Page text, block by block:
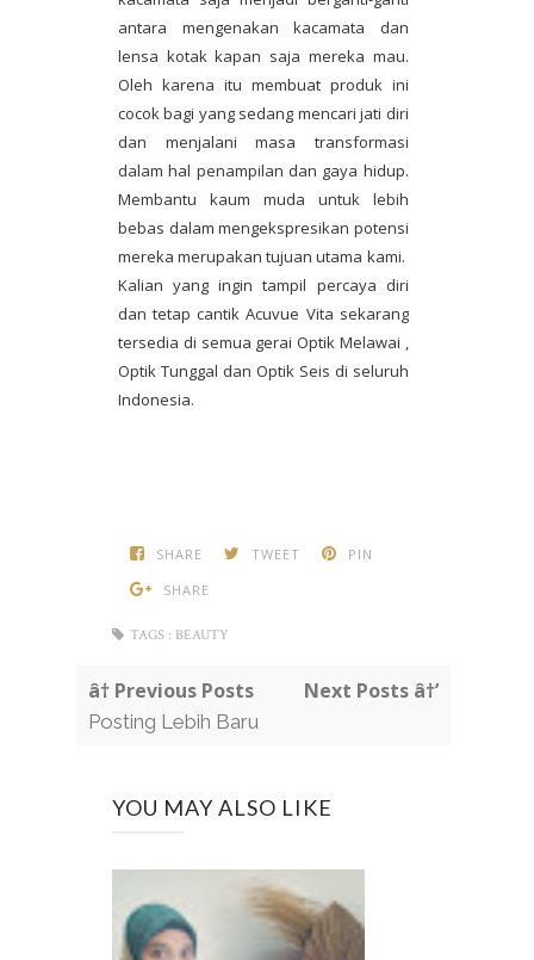
antara mengenakan kacamata dan
lensa kotak kapan saja mereka mau.
Oleh karena itu membuat produk ini
cocok bagi yang sedang mencari jati diri
dan menjalani masa transformasi
dalam hal penampilan dan gaya hidup.
Membantu kaum muda untuk lebih
bebas dalam mengekspresikan potensi
mereka merupakan tujuan utama kami.
Kalian yang ingin tampil percaya diri
dan tetap cantik Acuvue Vita sekarang
tersedia di semua gerai Optik Melawai ,
Optik Tunggal dan Optik Seis di seluruh
Indonesia.
SHARE TWEET
PIN
SHARE
TAGS : BEAUTY
â† Previous Posts
Posting Lebih Baru
Next Posts â†’
YOU MAY ALSO LIKE